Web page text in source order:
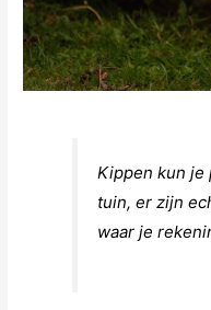
Kippen kun je
tuin, er zijn
waar je